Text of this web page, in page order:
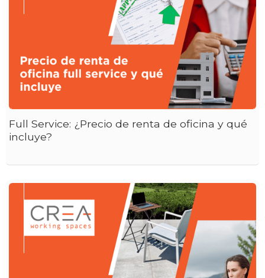
Full Service: ¿Precio de renta de oficina y qué
incluye?